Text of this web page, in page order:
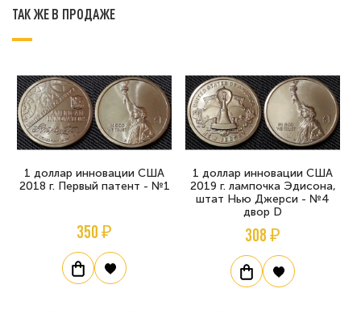
ТАК ЖЕ В ПРОДАЖЕ
1 доллар инновации США
2018 г. Первый патент - №1
350 ₽
1 доллар инновации США
2019 г. лампочка Эдисона,
штат Нью Джерси - №4
двор D
308 ₽